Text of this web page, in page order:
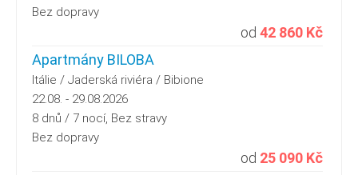
Bez dopravy
od 42 860 Kč
Apartmány BILOBA
Itálie / Jaderská riviéra / Bibione
22.08. - 29.08.2026
8 dnů / 7 nocí, Bez stravy
Bez dopravy
od 25 090 Kč